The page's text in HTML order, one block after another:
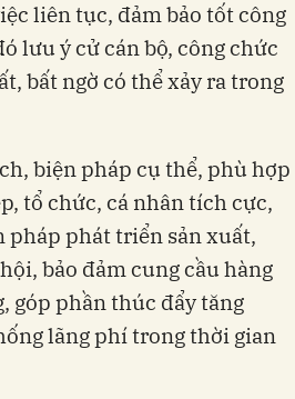
liên tục, đảm bảo tốt công
lưu ý cử cán bộ, công chức
bất ngờ có thể xảy ra trong
biện pháp cụ thể, phù hợp
tổ chức, cá nhân tích cực,
phát triển sản xuất,
bảo đảm cung cầu hàng
góp phần thúc đẩy tăng
lãng phí trong thời gian